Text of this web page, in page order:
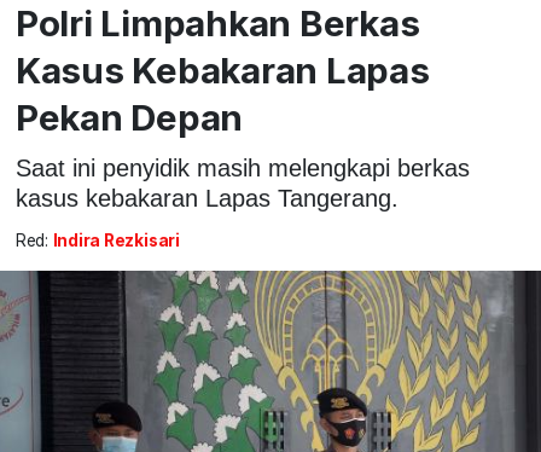
Polri Limpahkan Berkas
Kasus Kebakaran Lapas
Pekan Depan
Saat ini penyidik masih melengkapi berkas
kasus kebakaran Lapas Tangerang.
Red: Indira Rezkisari